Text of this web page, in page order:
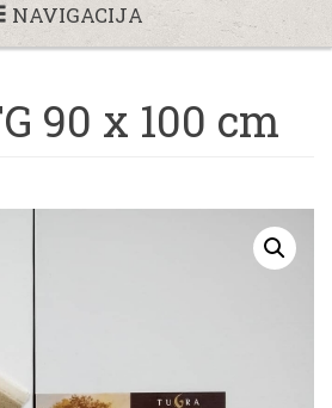
NAVIGACIJA
90 x 100 cm